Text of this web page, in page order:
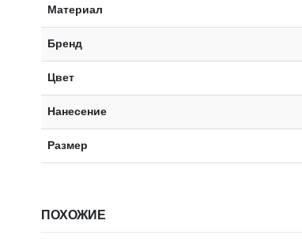
Материал
Бренд
Цвет
Нанесение
Размер
ПОХОЖИЕ